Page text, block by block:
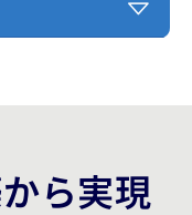
ら実現